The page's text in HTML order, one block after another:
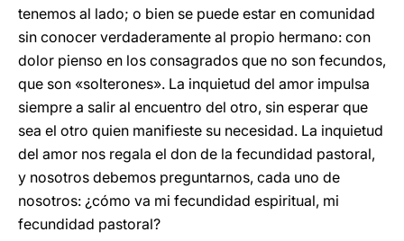
tenemos al lado; o bien se puede estar en comunidad
sin conocer verdaderamente al propio hermano: con
dolor pienso en los consagrados que no son fecundos,
que son «solterones». La inquietud del amor impulsa
siempre a salir al encuentro del otro, sin esperar que
sea el otro quien manifieste su necesidad. La inquietud
del amor nos regala el don de la fecundidad pastoral,
y nosotros debemos preguntarnos, cada uno de
nosotros: ¿cómo va mi fecundidad espiritual, mi
fecundidad pastoral?